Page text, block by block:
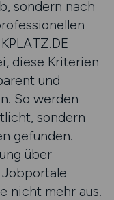
sondern nach
diese Kriterien
und
So werden
sondern
gefunden.
über
nicht mehr aus.